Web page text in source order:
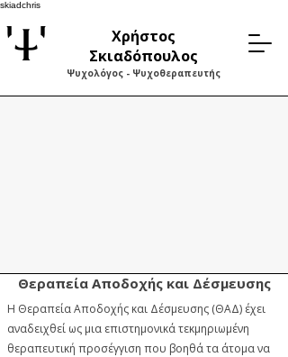
skiadchris
Ψυχολόγος - Ψυχοθεραπευτής
Χρήστος
Σκιαδόπουλος
Θεραπεία Αποδοχής και Δέσμευσης
H Θεραπεία Αποδοχής και Δέσμευσης (ΘΑΔ) έχει
αναδειχθεί ως μια επιστημονικά τεκμηριωμένη
θεραπευτική προσέγγιση που βοηθά τα άτομα να